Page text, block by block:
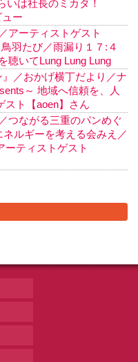
いは社長のミカタ！
ー
アーティストゲスト
羽たび／雨漏り１７:４
聴いてLung Lung Lung
／おかげ横丁だより／ナ
～ 地域へ信頼を、人
スト【aoen】さん
つながる三重のパンめぐ
ルギーを考える会みえ／
ーティストゲスト